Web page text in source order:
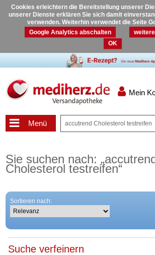
Cookies erleichtern die Bereitstellung unserer
unserer Dienste erklären Sie sich damit
verwenden. Weiterhin verwendet die Seite
Google Analytics abschalten
OK
Mein
Menü
Sie suchen nach: „
Cholesterol testreifen“
Sortieren nach:
Suche verfeinern